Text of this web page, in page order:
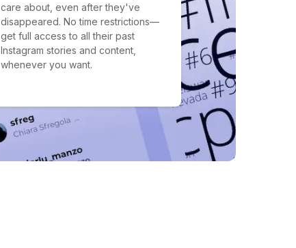
care about, even after they've
disappeared. No time restrictions—
get full access to all their past
Instagram stories and content,
whenever you want.